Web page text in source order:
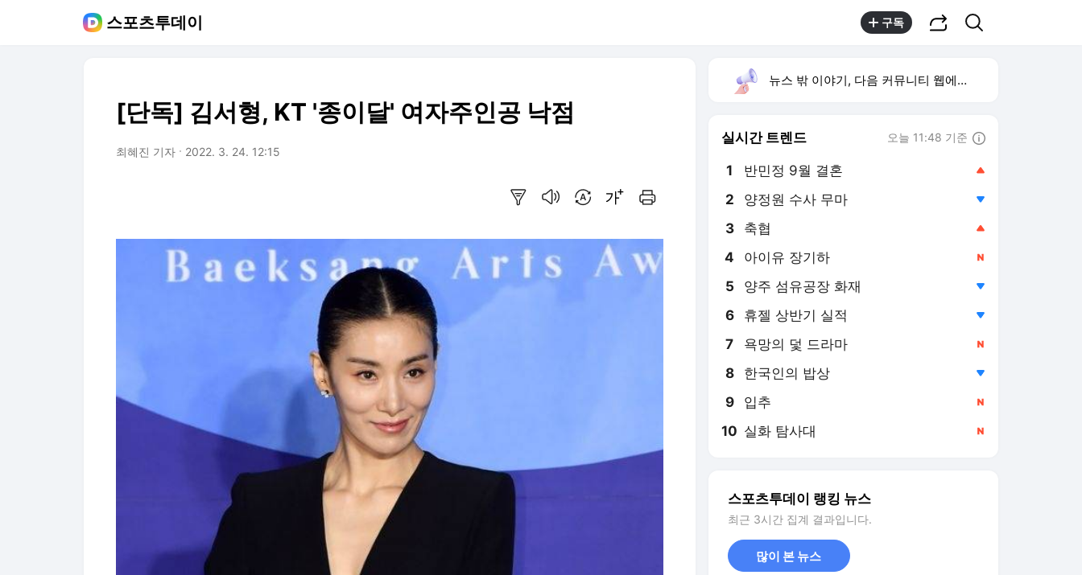
스포츠투데이 구독
[단독] 김서형, KT '종이달' 여자주인공 낙점
최혜진 기자 2022. 3. 24. 12:15
뉴스 밖 이야기, 다음 커뮤니티 웹에서 보기
실시간 트렌드 오늘 11:48 기준
1 반민정 9월 결혼
2 양정원 수사 무마
3 축협
4 아이유 장기하
5 양주 섬유공장 화재
6 휴젤 상반기 실적
7 욕망의 덫 드라마
8 한국인의 밥상
9 입추
10 실화 탐사대
스포츠투데이 랭킹 뉴스
최근 3시간 집계 결과입니다.
많이 본 뉴스